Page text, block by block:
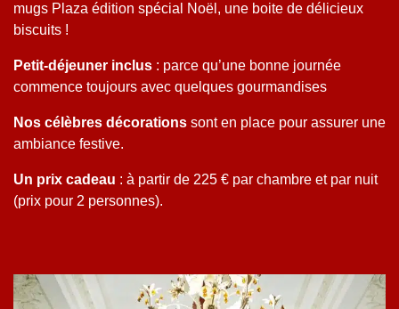
mugs Plaza édition spécial Noël, une boite de délicieux
biscuits !
Petit-déjeuner inclus : parce qu’une bonne journée
commence toujours avec quelques gourmandises
Nos célèbres décorations sont en place pour assurer une
ambiance festive.
Un prix cadeau : à partir de 225 € par chambre et par nuit
(prix pour 2 personnes).